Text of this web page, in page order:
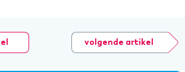
volgende artikel